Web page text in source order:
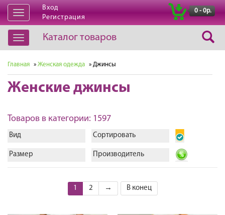
Открыть
навигацию
Вход
Регистрация
0 - 0р.
Открыть
навигацию
Каталог товаров
Главная » Женская одежда » Джинсы
Женские джинсы
Товаров в категории: 1597
Вид Сортировать
Размер Производитель
1 2 → В конец